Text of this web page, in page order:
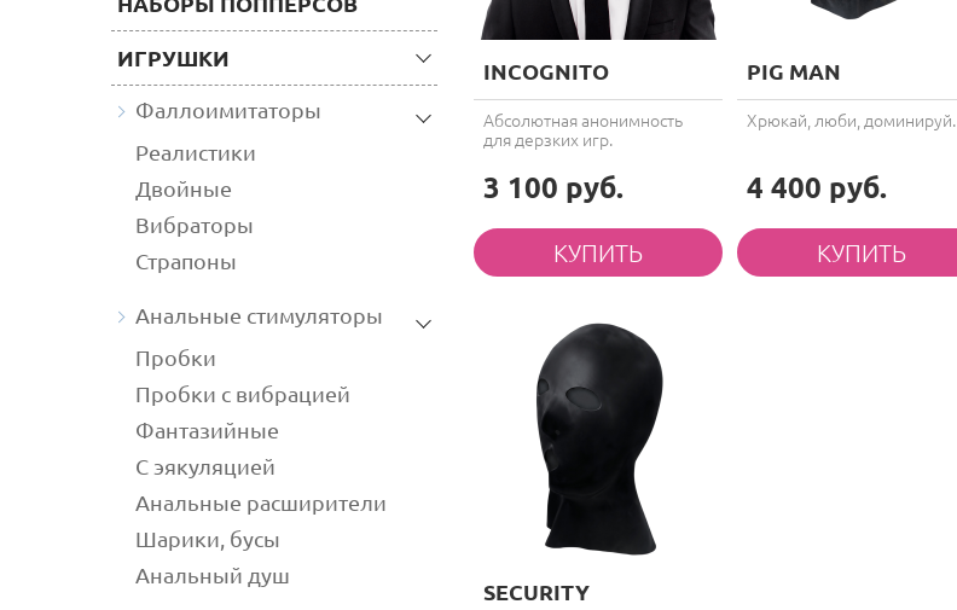
ИГРУШКИ
Фаллоимитаторы
Реалистики
Двойные
Вибраторы
Страпоны
Анальные стимуляторы
Пробки
Пробки с вибрацией
Фантазийные
С эякуляцией
Анальные расширители
Шарики, бусы
Анальный душ
INCOGNITO
Абсолютная анонимность
для дерзких игр.
3 100 руб.
PIG MAN
Хрюкай, люби, доминируй.
4 400 руб.
SECURITY